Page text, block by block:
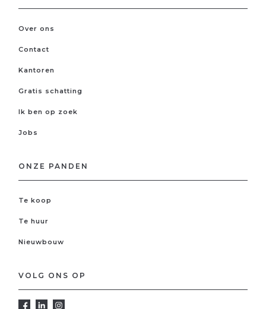
Over ons
Contact
Kantoren
Gratis schatting
Ik ben op zoek
Jobs
ONZE PANDEN
Te koop
Te huur
Nieuwbouw
VOLG ONS OP